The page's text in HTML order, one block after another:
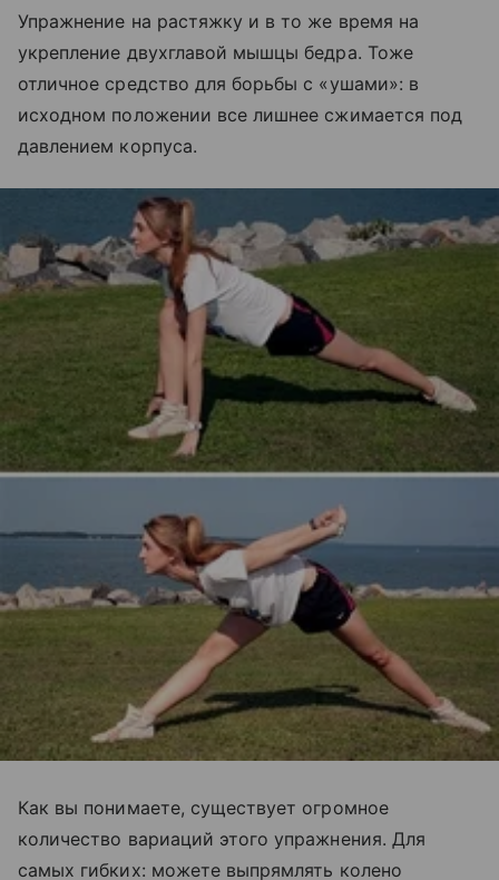
Упражнение на растяжку и в то же время на
укрепление двухглавой мышцы бедра. Тоже
отличное средство для борьбы с «ушами»: в
исходном положении все лишнее сжимается под
давлением корпуса.
Как вы понимаете, существует огромное
количество вариаций этого упражнения. Для
самых гибких: можете выпрямлять колено